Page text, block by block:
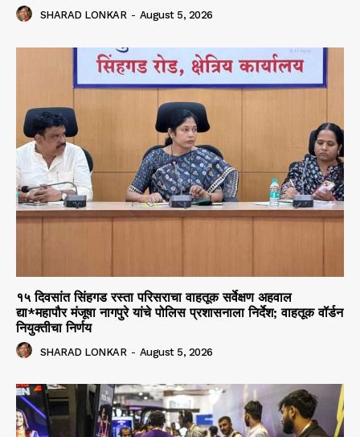
SHARAD LONKAR - August 5, 2026
१५ दिवसांत सिंहगड रस्ता परिसराचा वाहतूक सर्वेक्षण अहवाल
द्या*महापौर मंजूषा नागपुरे यांचे पोलिस प्रशासनाला निर्देश; वाहतूक वॉर्डन
नियुक्तीचा निर्णय
SHARAD LONKAR - August 5, 2026